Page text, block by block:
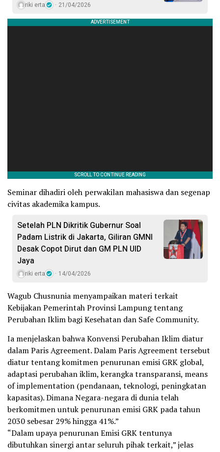
riki erta 21/04/2026
Seminar dihadiri oleh perwakilan mahasiswa dan segenap
civitas akademika kampus.
Setelah PLN Dikritik Gubernur Soal
Padam Listrik di Jakarta, Giliran GMNI
Desak Copot Dirut dan GM PLN UID
Jaya
riki erta 14/04/2026
Wagub Chusnunia menyampaikan materi terkait
Kebijakan Pemerintah Provinsi Lampung tentang
Perubahan Iklim bagi Kesehatan dan Safe Community.
Ia menjelaskan bahwa Konvensi Perubahan Iklim diatur
dalam Paris Agreement. Dalam Paris Agreement tersebut
diatur tentang komitmen penurunan emisi GRK global,
adaptasi perubahan iklim, kerangka transparansi, means
of implementation (pendanaan, teknologi, peningkatan
kapasitas). Dimana Negara-negara di dunia telah
berkomitmen untuk penurunan emisi GRK pada tahun
2030 sebesar 29% hingga 41%.”
“Dalam upaya penurunan Emisi GRK tentunya
dibutuhkan sinergi antar seluruh pihak terkait,” jelas